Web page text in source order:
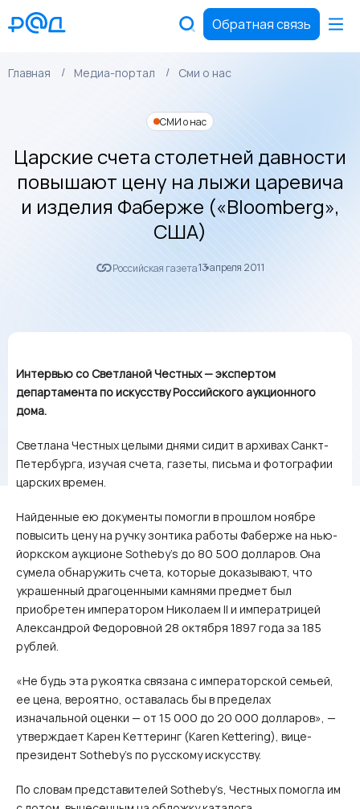
Обратная связь
Главная Медиа-портал Сми о нас
СМИ о нас
Царские счета столетней давности
повышают цену на лыжи царевича
и изделия Фаберже («Bloomberg»,
США)
Российская газета13 апреля 2011
Интервью со Светланой Честных — экспертом
департамента по искусству Российского аукционного
дома.
Светлана Честных целыми днями сидит в архивах Санкт-
Петербурга, изучая счета, газеты, письма и фотографии
царских времен.
Найденные ею документы помогли в прошлом ноябре
повысить цену на ручку зонтика работы Фаберже на нью-
йоркском аукционе Sotheby’s до 80 500 долларов. Она
сумела обнаружить счета, которые доказывают, что
украшенный драгоценными камнями предмет был
приобретен императором Николаем II и императрицей
Александрой Федоровной 28 октября 1897 года за 185
рублей.
«Не будь эта рукоятка связана с императорской семьей,
ее цена, вероятно, оставалась бы в пределах
изначальной оценки — от 15 000 до 20 000 долларов», —
утверждает Карен Кеттеринг (Karen Kettering), вице-
президент Sotheby’s по русскому искусству.
По словам представителей Sotheby’s, Честных помогла им